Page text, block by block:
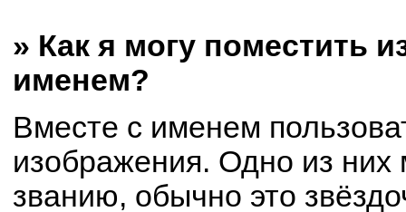
» Как я могу поместить
именем?
Вместе с именем
изображения. Одно из них
званию, обычно это